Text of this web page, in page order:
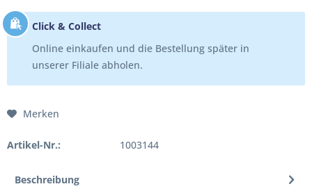
Click & Collect
Online einkaufen und die Bestellung später in
unserer Filiale abholen.
Merken
Artikel-Nr.: 1003144
Beschreibung